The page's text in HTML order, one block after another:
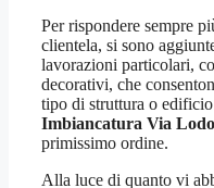
Per rispondere sempre
clientela, si sono
lavorazioni particolari,
decorativi, che
tipo di struttura o
Imbiancatura Via
primissimo ordine.
Alla luce di quanto vi